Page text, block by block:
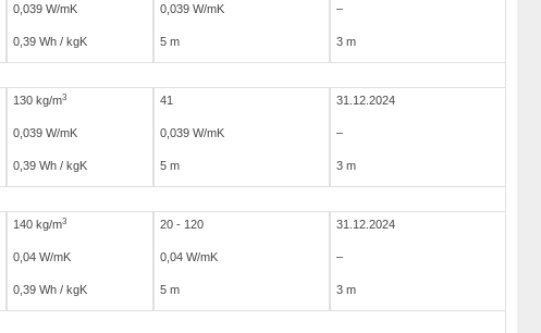
0,039 W/mK 0,039 W/mK –
0,39 Wh / kgK 5 m 3 m
130 kg/m3 41 31.12.2024
0,039 W/mK 0,039 W/mK –
0,39 Wh / kgK 5 m 3 m
140 kg/m3 20 - 120 31.12.2024
0,04 W/mK 0,04 W/mK –
0,39 Wh / kgK 5 m 3 m